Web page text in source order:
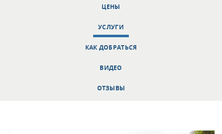
ЦЕНЫ
УСЛУГИ
КАК ДОБРАТЬСЯ
ВИДЕО
ОТЗЫВЫ